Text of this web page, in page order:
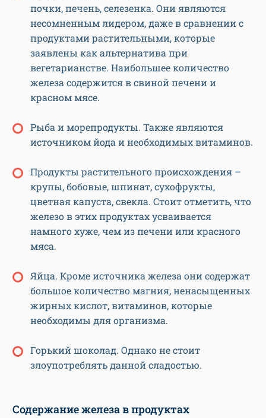
почки, печень, селезенка. Они являются
несомненным лидером, даже в сравнении с
продуктами растительными, которые
заявлены как альтернатива при
вегетарианстве. Наибольшее количество
железа содержится в свиной печени и
красном мясе.
Рыба и морепродукты. Также являются
источником йода и необходимых витаминов.
Продукты растительного происхождения –
крупы, бобовые, шпинат, сухофрукты,
цветная капуста, свекла. Стоит отметить, что
железо в этих продуктах усваивается
намного хуже, чем из печени или красного
мяса.
Яйца. Кроме источника железа они содержат
большое количество магния, ненасыщенных
жирных кислот, витаминов, которые
необходимы для организма.
Горький шоколад. Однако не стоит
злоупотреблять данной сладостью.
Содержание железа в продуктах